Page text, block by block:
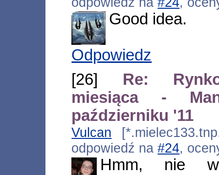
Good idea.
Odpowiedz
[26] Re:
miesiąca -
październiku '11
Vulcan
odpowiedź na#24,
Hmm, nie